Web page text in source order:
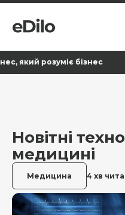
розуміє бізнес
Новітні
медицині
Медицина 4 хв